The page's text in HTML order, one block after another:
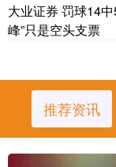
大业证券 罚球14
峰”只是空头支票
推荐资讯